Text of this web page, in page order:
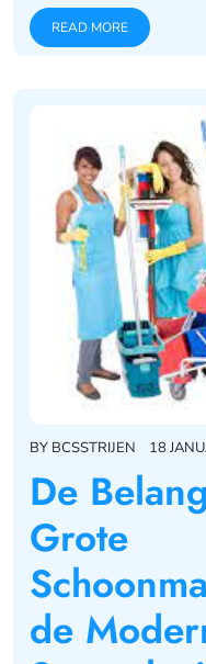
READ MORE
BY BCSSTRIJEN 18
De
Grote
de